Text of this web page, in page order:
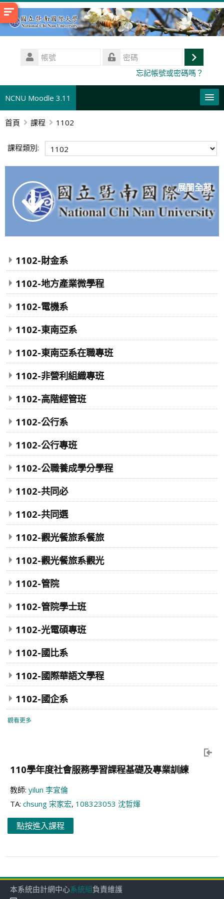
跳
至
號
登
忘記帳號或密碼嗎？
NCNU Moodle 3.11
正體中文 ‎(zh_tw)‎
搜
送
出
首頁 課程 1102
課程類別:
展開全部
1102-財金系
1102-地方產業微學程
1102-電機系
1102-東南亞系
1102-東南亞系在職專班
1102-非營利組織專班
1102-高階經管班
1102-公行系
1102-公行專班
1102-公職養成學分學程
1102-共同必
1102-共同選
1102-觀光餐旅系餐旅
1102-觀光餐旅系觀光
1102-管院
1102-管院學士班
1102-光電碩專班
1102-國比系
1102-國際華語文學程
1102-國企系
觀看更多
110學年度社會服務學習課程基礎及專業訓練
教師: yilun 李宜倫
TA: chsung 宋家宏, 108323053 沈哲煇
點按進入課程
本系統由計網中心系統組負責維護